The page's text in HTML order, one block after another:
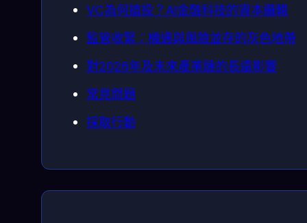
VC為何搶投？AI金融科技的資本邏輯
監管收緊：機遇與風險並存的灰色地帶
對2026年及未來產業鏈的長遠影響
常見問題
採取行動